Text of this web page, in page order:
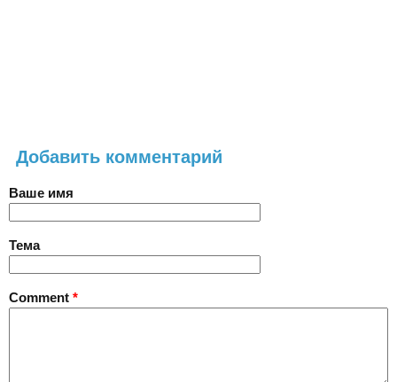
Добавить комментарий
Ваше имя
Тема
Comment *